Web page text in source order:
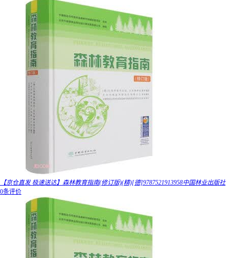
【京仓直发 极速送达】森林教育指南(修订版)(精)[德]9787521913958中国林业出版社
0条评价